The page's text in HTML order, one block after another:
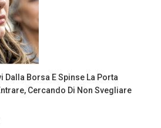
Dalla Borsa E Spinse La Porta
Cercando Di Non Svegliare